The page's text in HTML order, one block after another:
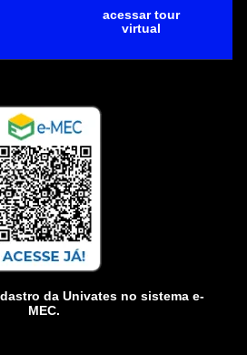
acessar tour
virtual
da Univates no sistema e-
MEC.